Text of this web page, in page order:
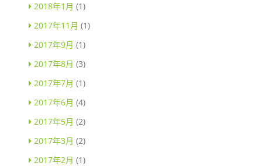
2018年1月 (1)
2017年11月 (1)
2017年9月 (1)
2017年8月 (3)
2017年7月 (1)
2017年6月 (4)
2017年5月 (2)
2017年3月 (2)
2017年2月 (1)